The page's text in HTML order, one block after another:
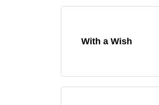
With a Wish